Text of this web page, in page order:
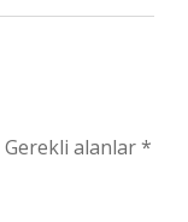
Gerekli alanlar*